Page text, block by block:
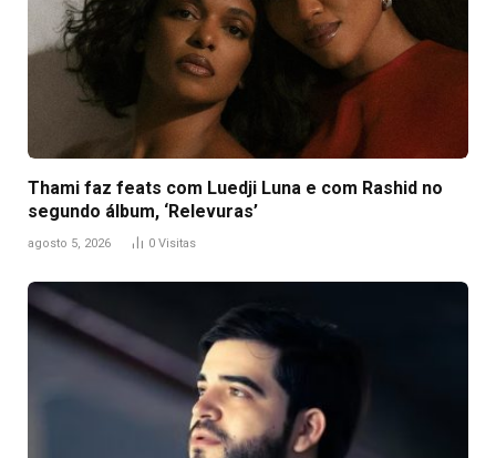
Thami faz feats com Luedji Luna e com Rashid no
segundo álbum, ‘Relevuras’
agosto 5, 2026 0 Visitas